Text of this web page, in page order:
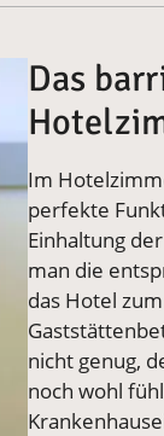
Das
Im
perfekte
Einhaltung
man die
das Hotel
nicht genug,
noch wohl